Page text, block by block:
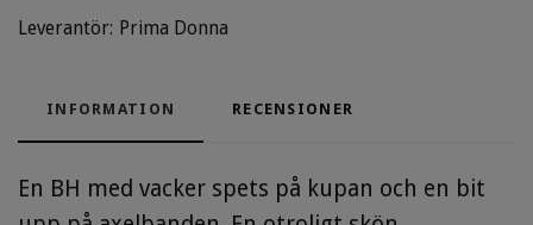
Leverantör: Prima Donna
INFORMATION RECENSIONER
En BH med vacker spets på kupan och en bit